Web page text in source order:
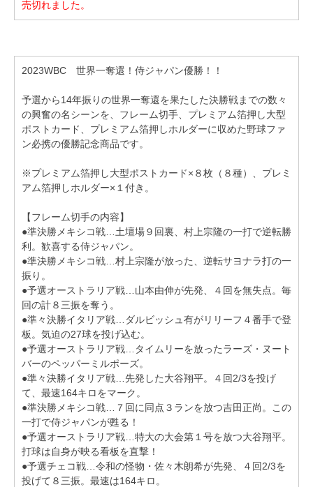
売切れました。
2023WBC 世界一奪還！侍ジャパン優勝！！
予選から14年振りの世界一奪還を果たした決勝戦までの数々
の興奮の名シーンを、フレーム切手、プレミアム箔押し大型
ポストカード、プレミアム箔押しホルダーに収めた野球ファ
ン必携の優勝記念商品です。
※プレミアム箔押し大型ポストカード×８枚（８種）、プレミ
アム箔押しホルダー×１付き。
【フレーム切手の内容】
●準決勝メキシコ戦…土壇場９回裏、村上宗隆の一打で逆転勝
利。歓喜する侍ジャパン。
●準決勝メキシコ戦…村上宗隆が放った、逆転サヨナラ打の一
振り。
●予選オーストラリア戦…山本由伸が先発、４回を無失点。毎
回の計８三振を奪う。
●準々決勝イタリア戦…ダルビッシュ有がリリーフ４番手で登
板。気迫の27球を投げ込む。
●予選オーストラリア戦…タイムリーを放ったラーズ・ヌート
バーのペッパーミルポーズ。
●準々決勝イタリア戦…先発した大谷翔平。４回2/3を投げ
て、最速164キロをマーク。
●準決勝メキシコ戦…７回に同点３ランを放つ吉田正尚。この
一打で侍ジャパンが甦る！
●予選オーストラリア戦…特大の大会第１号を放つ大谷翔平。
打球は自身が映る看板を直撃！
●予選チェコ戦…令和の怪物・佐々木朗希が先発、４回2/3を
投げて８三振。最速は164キロ。